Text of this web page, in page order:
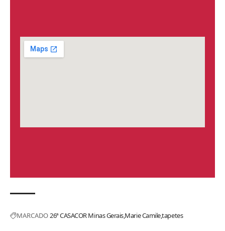
MARCADO26ª CASACOR Minas GeraisMarie Camiletapetes